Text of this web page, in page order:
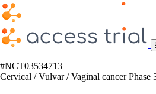
#NCT03534713
Cervical / Vulvar / Vaginal cancerPhase